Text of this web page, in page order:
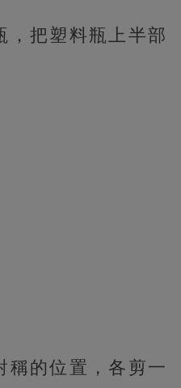
，把塑料瓶上半部
稱的位置，各剪一